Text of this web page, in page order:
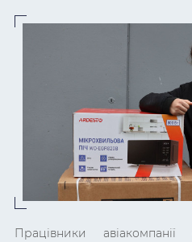
Працівники авіакомпанії